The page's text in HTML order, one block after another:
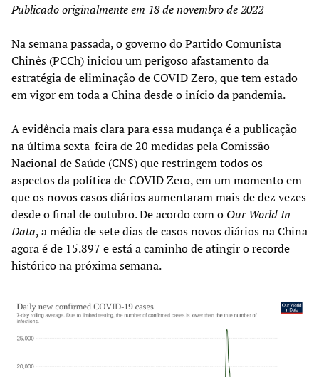
Publicado originalmente em 18 de novembro de 2022
Na semana passada, o governo do Partido Comunista
Chinês (PCCh) iniciou um perigoso afastamento da
estratégia de eliminação de COVID Zero, que tem estado
em vigor em toda a China desde o início da pandemia.
A evidência mais clara para essa mudança é a publicação
na última sexta-feira de 20 medidas pela Comissão
Nacional de Saúde (CNS) que restringem todos os
aspectos da política de COVID Zero, em um momento em
que os novos casos diários aumentaram mais de dez vezes
desde o final de outubro. De acordo com o Our World In
Data, a média de sete dias de casos novos diários na China
agora é de 15.897 e está a caminho de atingir o recorde
histórico na próxima semana.